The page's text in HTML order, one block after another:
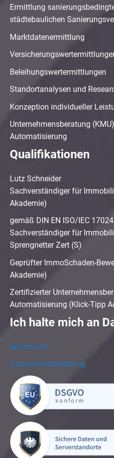
Ermittlung
städtebaulichen
Marktdatenermittlung
Beleihungswertermittlungen
Standortanalysen und
Konzeption individueller
Unternehmensberatung
Automatisierung
Qualifikationen
Lutz Schneider
Sachverständiger für
Akademie)
gemäß DIN EN ISO/IEC
Sachverständiger für
Sprengnetter Zert (S)
Geprüfter ImmoSchaden-
Akademie)
Zertifizierter
Automatisierung (Klick-Tipp
Ich halte mich an
Impressum
Datenschutzerklärung